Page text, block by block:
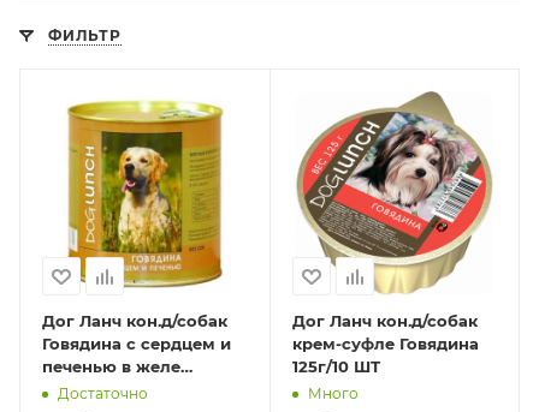
ФИЛЬТР
Дог Ланч кон.д/собак
Говядина с сердцем и
печенью в желе
750г/12шт
Достаточно
Дог Ланч кон.д/собак
крем-суфле Говядина
125г/10 ШТ
Много